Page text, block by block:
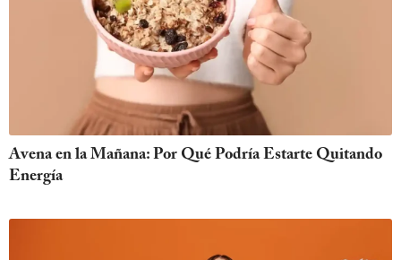
Avena en la Mañana: Por Qué Podría Estarte Quitando
Energía